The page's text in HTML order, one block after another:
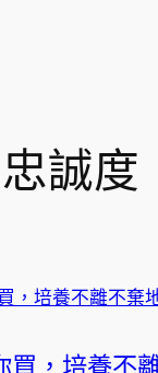
忠誠度